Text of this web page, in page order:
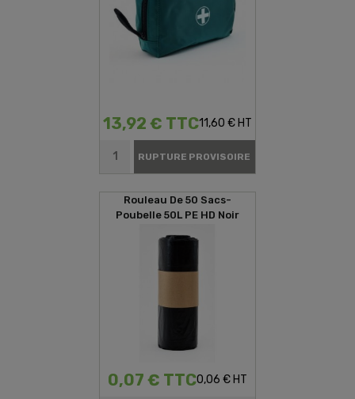
13,92 € TTC11,60 € HT
RUPTURE PROVISOIRE
Rouleau De 50 Sacs-
Poubelle 50L PE HD Noir
0,07 € TTC0,06 € HT